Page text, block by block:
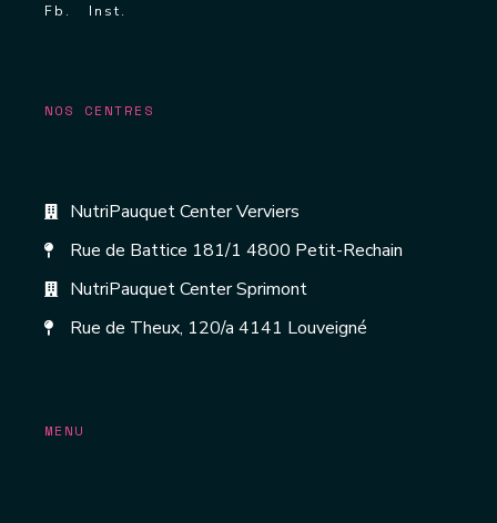
Fb. Inst.
NOS CENTRES
NutriPauquet Center Verviers
Rue de Battice 181/1 4800 Petit-Rechain
NutriPauquet Center Sprimont
Rue de Theux, 120/a 4141 Louveigné
MENU